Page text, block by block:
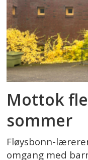
Mottok
sommer
Fløysbonn-
omgang med